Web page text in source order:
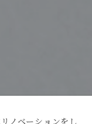
ノベーションをし